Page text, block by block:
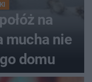
na
mucha nie
domu